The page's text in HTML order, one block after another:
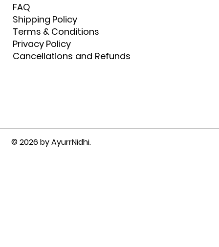
© 2026 by AyurrNidhi.
FAQ
Shipping Policy
Terms & Conditions
Privacy Policy
Cancellations and Refunds